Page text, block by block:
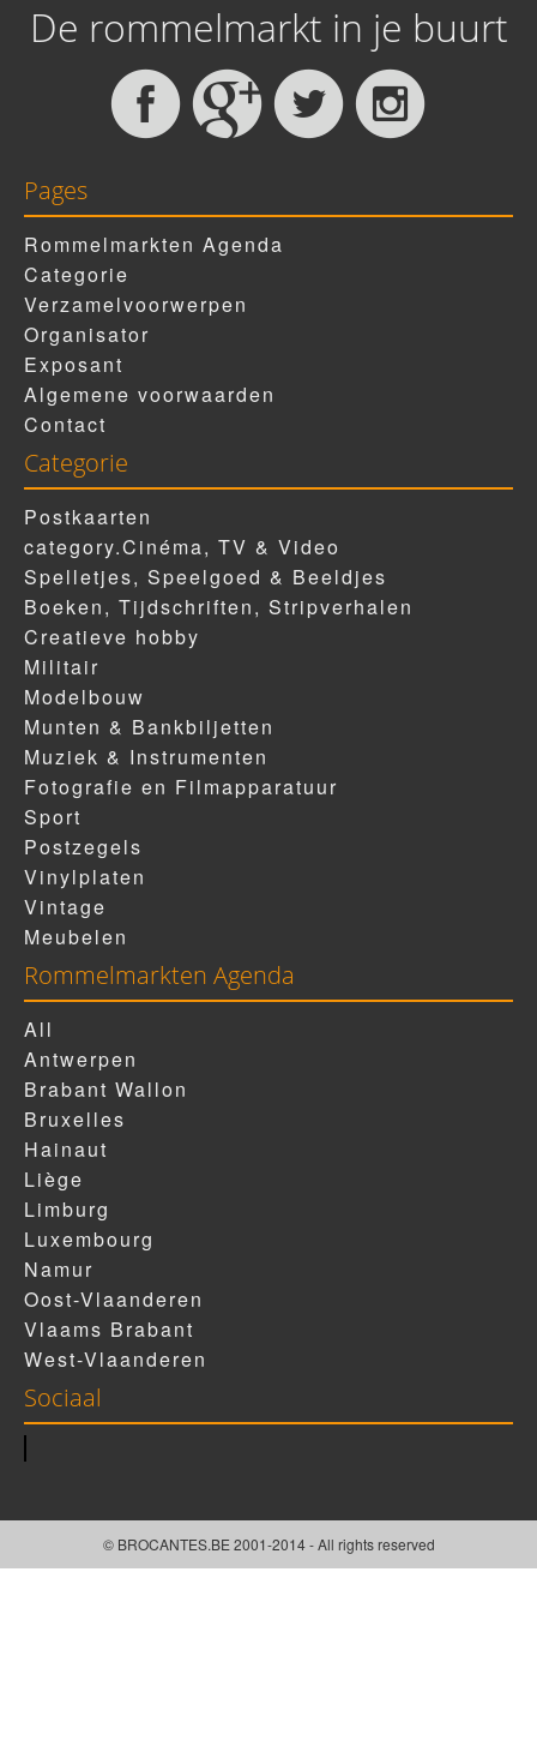
De rommelmarkt in je buurt
Pages
Rommelmarkten Agenda
Categorie
Verzamelvoorwerpen
Organisator
Exposant
Algemene voorwaarden
Contact
Categorie
Postkaarten
category.Cinéma, TV & Video
Spelletjes, Speelgoed & Beeldjes
Boeken, Tijdschriften, Stripverhalen
Creatieve hobby
Militair
Modelbouw
Munten & Bankbiljetten
Muziek & Instrumenten
Fotografie en Filmapparatuur
Sport
Postzegels
Vinylplaten
Vintage
Meubelen
Rommelmarkten Agenda
All
Antwerpen
Brabant Wallon
Bruxelles
Hainaut
Liège
Limburg
Luxembourg
Namur
Oost-Vlaanderen
Vlaams Brabant
West-Vlaanderen
Sociaal
© BROCANTES.BE 2001-2014 - All rights reserved